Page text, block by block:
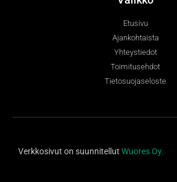
Etusivu
Ajankohtaista
Yhteystiedot
Toimitusehdot
Tietosuojaseloste
Verkkosivut on suunnitellut Wuores Oy.
Support